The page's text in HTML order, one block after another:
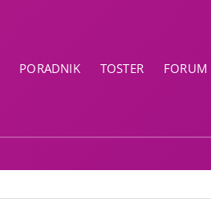
PORADNIK TOSTER FORUM